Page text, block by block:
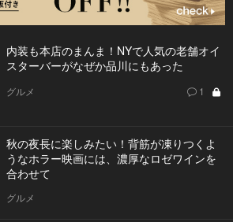
内装も本店のまんま！NYで人気の老舗オイ
スターバーがなぜか品川にもあった
グルメ 1
秋の夜長に楽しみたい！背筋が凍りつくよ
うなホラー映画には、濃厚なロゼワインを
合わせて
グルメ